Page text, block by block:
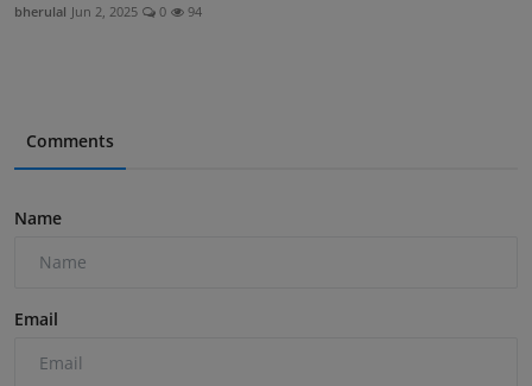
bherulal Jun 2, 2025 0 94
Comments
Name
Email